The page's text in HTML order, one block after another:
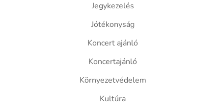
Jegykezelés
Jótékonyság
Koncert ajánló
Koncertajánló
Környezetvédelem
Kultúra